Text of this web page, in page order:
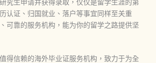
认证、归国就业、落户等事宜同样至关重
可靠的服务机构，能为你的留学之路提供坚
得信赖的海外毕业证服务机构，致力于为全